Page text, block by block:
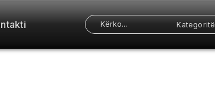
Kategoritë